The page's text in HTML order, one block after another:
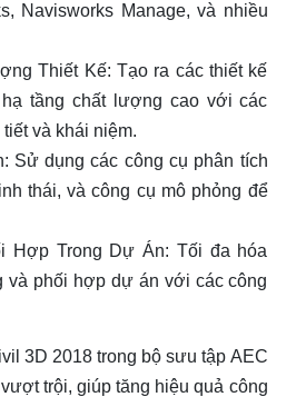
Navisworks Manage, và nhiều
Thiết Kế: Tạo ra các thiết kế
tầng chất lượng cao với các
và khái niệm.
Sử dụng các công cụ phân tích
thái, và công cụ mô phỏng để
Hợp Trong Dự Án: Tối đa hóa
và phối hợp dự án với các công
3D 2018 trong bộ sưu tập AEC
trội, giúp tăng hiệu quả công